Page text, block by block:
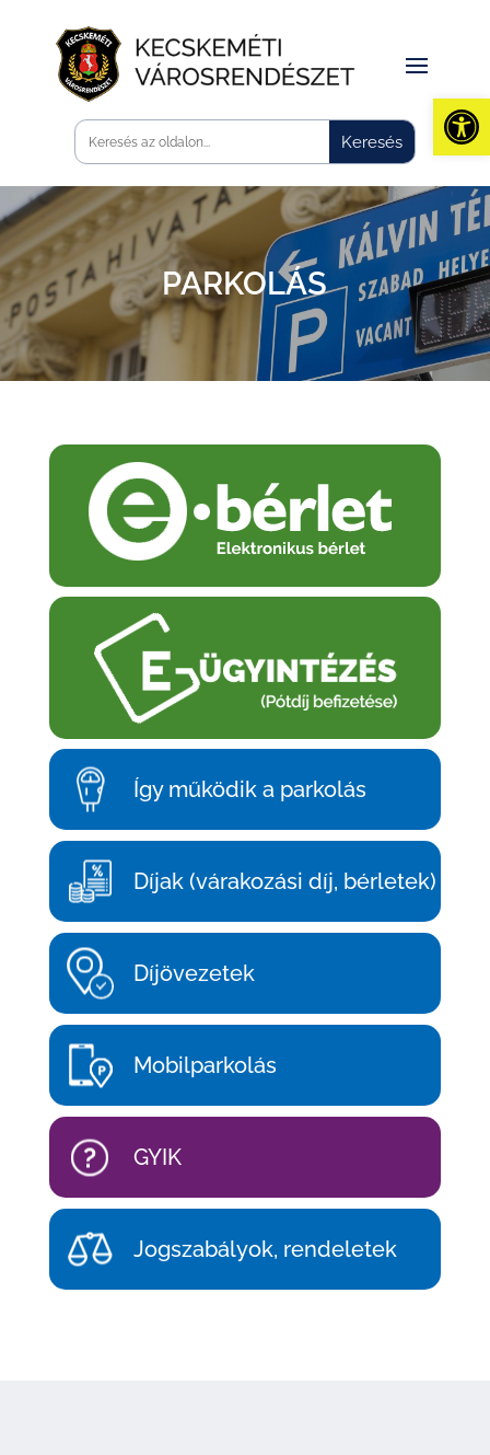
PARKOLÁS
Így működik a parkolás
Díjak (várakozási díj, bérletek)
Díjövezetek
Mobilparkolás
GYIK
Jogszabályok, rendeletek